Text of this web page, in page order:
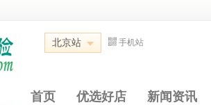
北京站 手机站
首页 优选好店 新闻资讯